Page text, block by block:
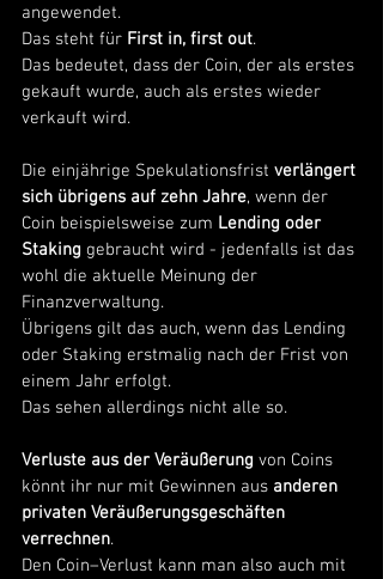
angewendet.
Das steht für First in, first out.
Das bedeutet, dass der Coin, der als erstes
gekauft wurde, auch als erstes wieder
verkauft wird.
Die einjährige Spekulationsfrist verlängert
sich übrigens auf zehn Jahre, wenn der
Coin beispielsweise zum Lending oder
Staking gebraucht wird - jedenfalls ist das
wohl die aktuelle Meinung der
Finanzverwaltung.
Übrigens gilt das auch, wenn das Lending
oder Staking erstmalig nach der Frist von
einem Jahr erfolgt.
Das sehen allerdings nicht alle so.
Verluste aus der Veräußerung von Coins
könnt ihr nur mit Gewinnen aus anderen
privaten Veräußerungsgeschäften
verrechnen.
Den Coin–Verlust kann man also auch mit